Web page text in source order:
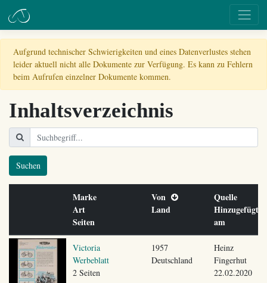
Aufgrund technischer Schwierigkeiten und eines Datenverlustes stehen
leider aktuell nicht alle Dokumente zur Verfügung. Es kann zu Fehlern
beim Aufrufen einzelner Dokumente kommen.
Inhaltsverzeichnis
Suchen
Marke
Art
Seiten
Von
Land
Quelle
Hinzugefügt
am
Victoria
Werbeblatt
2 Seiten
1957
Deutschland
Heinz
Fingerhut
22.02.2020